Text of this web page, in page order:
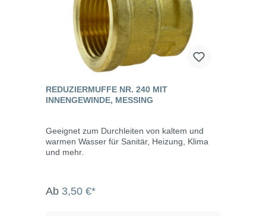
REDUZIERMUFFE NR. 240 MIT
INNENGEWINDE, MESSING
Geeignet zum Durchleiten von kaltem und
warmen Wasser für Sanitär, Heizung, Klima
und mehr.
Ab 3,50 €*